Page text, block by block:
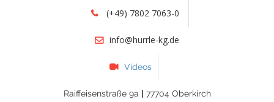
(+49) 7802 7063-0
info@hurrle-kg.de
Videos
Raiffeisenstraße 9a | 77704 Oberkirch